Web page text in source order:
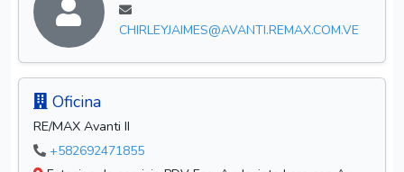
CHIRLEYJAIMES@AVANTI.REMAX.COM.VE
Oficina
RE/MAX Avanti II
+582692471855